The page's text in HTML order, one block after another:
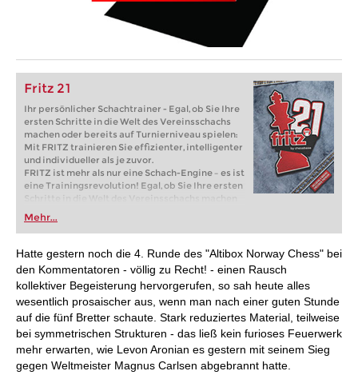
Fritz 21
Ihr persönlicher Schachtrainer - Egal, ob Sie Ihre
ersten Schritte in die Welt des Vereinsschachs
machen oder bereits auf Turnierniveau spielen:
Mit FRITZ trainieren Sie effizienter, intelligenter
und individueller als je zuvor.
FRITZ ist mehr als nur eine Schach-Engine – es ist
eine Trainingsrevolution! Egal, ob Sie Ihre ersten
Schritte in die Welt des Vereinsschachs machen
oder bereits auf Turnierniveau spielen: Mit
FRITZ trainieren Sie effizienter, intelligenter und
individueller als je zuvor.
Mehr...
Hatte gestern noch die 4. Runde des "Altibox Norway Chess" bei
den Kommentatoren - völlig zu Recht! - einen Rausch
kollektiver Begeisterung hervorgerufen, so sah heute alles
wesentlich prosaischer aus, wenn man nach einer guten Stunde
auf die fünf Bretter schaute. Stark reduziertes Material, teilweise
bei symmetrischen Strukturen - das ließ kein furioses Feuerwerk
mehr erwarten, wie Levon Aronian es gestern mit seinem Sieg
gegen Weltmeister Magnus Carlsen abgebrannt hatte.